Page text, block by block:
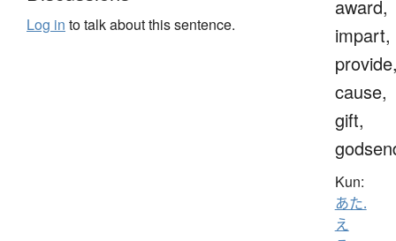
Log in to talk about this sentence.
award,
impart,
cause,
gift,
Kun:
あた.
え